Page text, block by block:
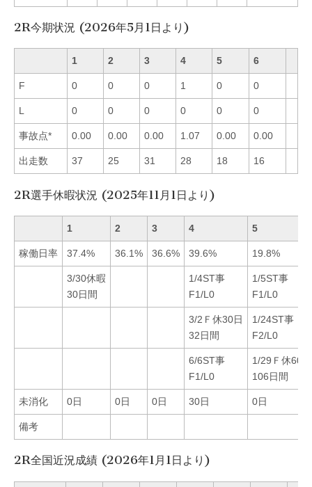
2R今期状況 (2026年5月1日より)
1 2 3 4 5 6
F 0 0 0 1 0 0
L 0 0 0 0 0 0
事故点* 0.00 0.00 0.00 1.07 0.00 0.00
出走数 37 25 31 28 18 16
2R選手休暇状況 (2025年11月1日より)
1 2 3 4 5
稼働日率 37.4% 36.1% 36.6% 39.6% 19.8%
3/30休暇
30日間
1/4ST事
F1/L0
1/5ST事
F1/L0
3/2Ｆ休30日
32日間
1/24ST事
F2/L0
6/6ST事
F1/L0
1/29Ｆ休60日
106日間
未消化 0日 0日 0日 30日 0日
備考
2R全国近況成績 (2026年1月1日より)